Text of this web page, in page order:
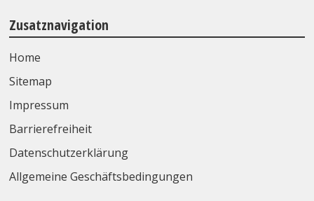
Zusatznavigation
Home
Sitemap
Impressum
Barrierefreiheit
Datenschutzerklärung
Allgemeine Geschäftsbedingungen